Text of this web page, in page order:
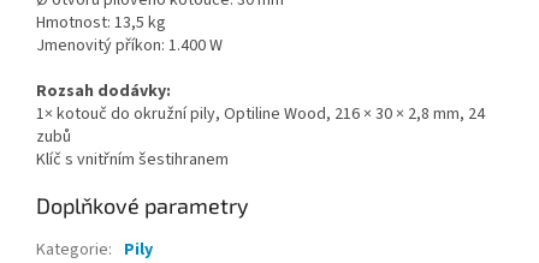
Hmotnost: 13,5 kg
Jmenovitý příkon: 1.400 W
Rozsah dodávky:
1× kotouč do okružní pily, Optiline Wood, 216 × 30 × 2,8 mm, 24
zubů
Klíč s vnitřním šestihranem
Doplňkové parametry
Kategorie: Pily